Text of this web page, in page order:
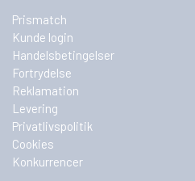
Prismatch
Kunde login
Handelsbetingelser
Fortrydelse
Reklamation
Levering
Privatlivspolitik
Cookies
Konkurrencer